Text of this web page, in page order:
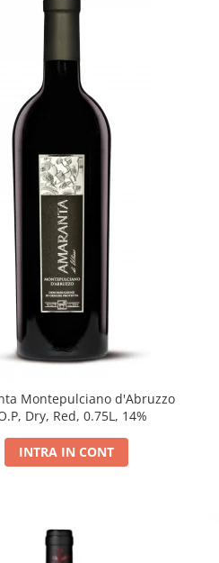
Montepulciano d'Abruzzo
Dry, Red, 0.75L, 14%
INTRA IN CONT